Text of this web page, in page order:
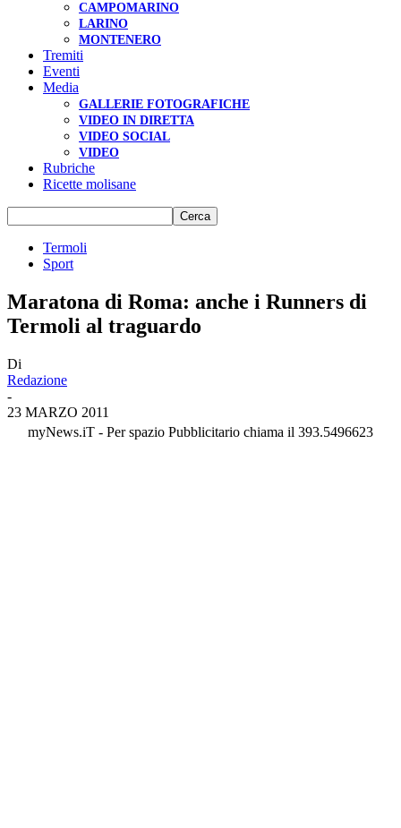
CAMPOMARINO
LARINO
MONTENERO
Tremiti
Eventi
Media
GALLERIE FOTOGRAFICHE
VIDEO IN DIRETTA
VIDEO SOCIAL
VIDEO
Rubriche
Ricette molisane
Termoli
Sport
Maratona di Roma: anche i Runners di
Termoli al traguardo
Di
Redazione
-
23 MARZO 2011
myNews.iT - Per spazio Pubblicitario chiama il 393.5496623